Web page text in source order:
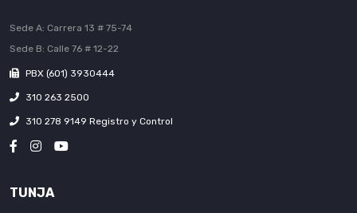
Sede A: Carrera 13 # 75-74
Sede B: Calle 76 # 12-22
PBX (601) 3930444
310 263 2500
310 278 9149 Registro y Control
TUNJA